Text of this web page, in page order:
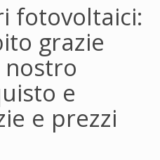
fotovoltaici:
grazie
e
e prezzi